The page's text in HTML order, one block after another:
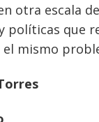
otra escala
políticas que
mismo